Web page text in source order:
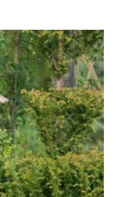
bis
1.194,00 €
/